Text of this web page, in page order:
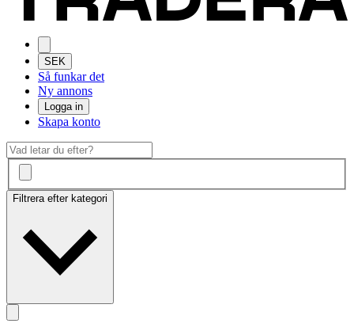
SEK
Så funkar det
Ny annons
Logga in
Skapa konto
Filtrera efter kategori